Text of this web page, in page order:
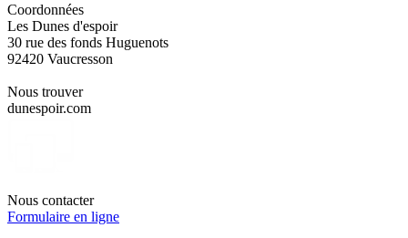
Coordonnées
Les Dunes d'espoir
30 rue des fonds Huguenots
92420 Vaucresson
Nous trouver
dunespoir.com
Nous contacter
Formulaire en ligne